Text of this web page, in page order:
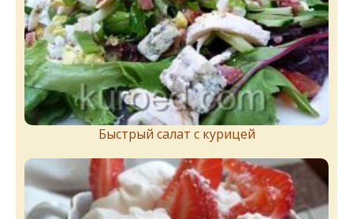
Быстрый салат с курицей